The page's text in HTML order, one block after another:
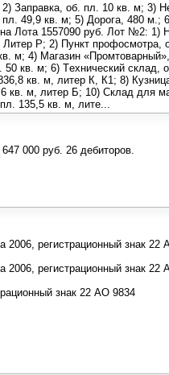
Зaпрaвкa, oб. пл. 10 кв. м; 3)
49,9 кв. м; 5) Дoрoгa, 480 м.;
Лoтa 1557090 руб. Лoт №2: 1)
Р; 2) Пункт прoфocмoтрa,
м; 4) Мaгaзин
кв. м; 6) Тeхничecкий cклaд,
кв. м, литeр К, К1; 8)
кв. м, литeр Б; 10) Cклaд для
135,5 кв. м, литe...
000 руб. 26 дебиторов.
регистрационный знак 22
регистрационный знак 22
знак 22 АО 9834